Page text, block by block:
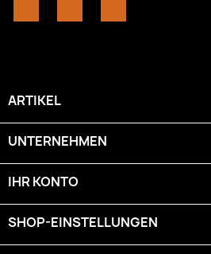
ARTIKEL
UNTERNEHMEN
IHR KONTO
SHOP-EINSTELLUNGEN